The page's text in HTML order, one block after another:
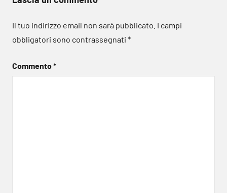
Il tuo indirizzo email non sarà pubblicato. I campi
obbligatori sono contrassegnati *
Commento*